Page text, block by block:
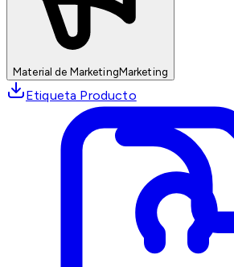
Material de MarketingMarketing
Etiqueta Producto